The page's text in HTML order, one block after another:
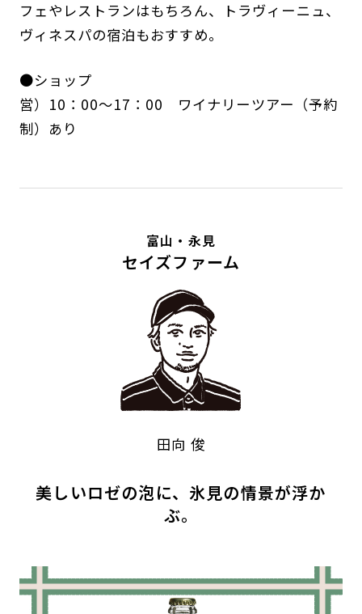
フェやレストランはもちろん、トラヴィーニュ、
ヴィネスパの宿泊もおすすめ。
●ショップ
営）10：00～17：00 ワイナリーツアー（予約
制）あり
富山・永見
セイズファーム
田向 俊
美しいロゼの泡に、氷見の情景が浮か
ぶ。